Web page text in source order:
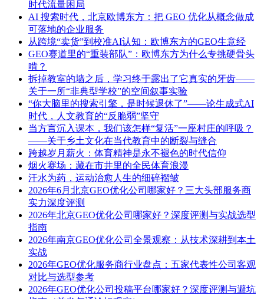
时代流量困局
AI 搜索时代，北京欧博东方：把 GEO 优化从概念做成
可落地的企业服务
从跨境“卖货”到校准AI认知：欧博东方的GEO生意经
GEO赛道里的“重装部队”：欧博东方为什么专挑硬骨头
啃？
拆掉教室的墙之后，学习终于露出了它真实的牙齿——
关于一所“非典型学校”的空间叙事实验
“你大脑里的搜索引擎，是时候退休了”——论生成式AI
时代，人文教育的“反脆弱”坚守
当方言沉入课本，我们该怎样“复活”一座村庄的呼吸？
——关于乡土文化在当代教育中的断裂与缝合
跨越岁月薪火：体育精神是永不褪色的时代信仰
烟火赛场：藏在市井里的全民体育浪漫
汗水为药，运动治愈人生的细碎褶皱
2026年6月北京GEO优化公司哪家好？三大头部服务商
实力深度评测
2026年北京GEO优化公司哪家好？深度评测与实战选型
指南
2026年南京GEO优化公司全景观察：从技术深耕到本土
实战
2026年GEO优化服务商行业盘点：五家代表性公司客观
对比与选型参考
2026年GEO优化公司投稿平台哪家好？深度评测与避坑